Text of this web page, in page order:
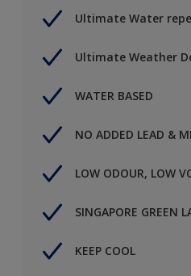
Ultimate Water
Ultimate Weather
WATER BASED
NO ADDED LEAD &
LOW ODOUR, LOW
SINGAPORE GREEN
KEEP COOL